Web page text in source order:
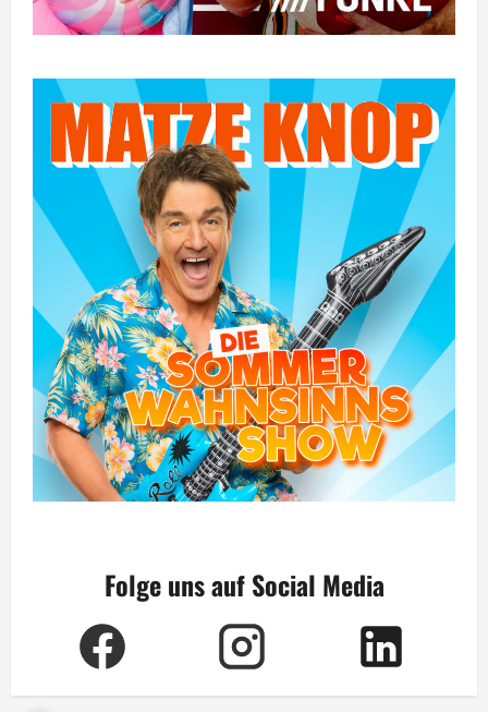
Folge uns auf Social Media